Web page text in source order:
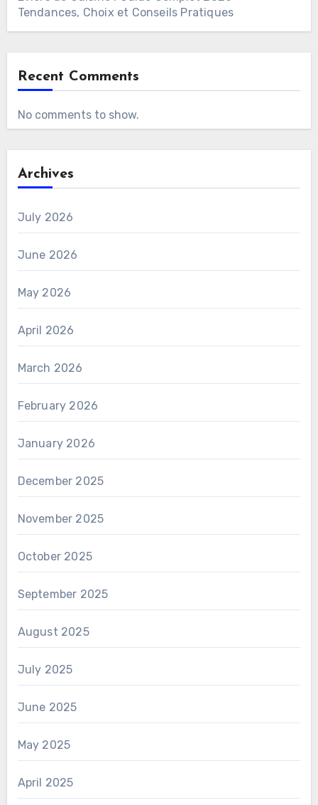
Tendances, Choix et Conseils Pratiques
Recent Comments
No comments to show.
Archives
July 2026
June 2026
May 2026
April 2026
March 2026
February 2026
January 2026
December 2025
November 2025
October 2025
September 2025
August 2025
July 2025
June 2025
May 2025
April 2025